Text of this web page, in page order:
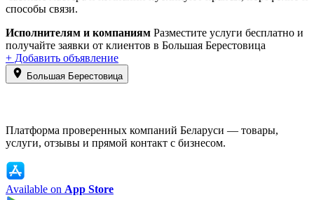
способы связи.
Исполнителям и компаниям Разместите услуги бесплатно и
получайте заявки от клиентов в Большая Берестовица
+ Добавить объявление
Большая Берестовица
Платформа проверенных компаний Беларуси — товары,
услуги, отзывы и прямой контакт с бизнесом.
Available on App Store